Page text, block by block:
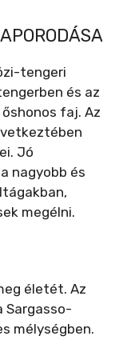
tengeri
és az
faj. Az
Jó
nagyobb és
megélni.
életét. Az
Sargasso-
mélységben.